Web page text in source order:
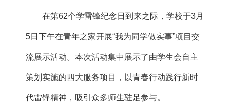
在第62个学雷锋纪念日到来之际，学校于3月
5日下午在青年之家开展“我为同学做实事”项目交
流展示活动。本次活动集中展示了由学生会自主
策划实施的四大服务项目，以青春行动践行新时
代雷锋精神，吸引众多师生驻足参与。